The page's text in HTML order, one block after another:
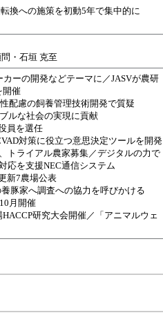
換への施策を初動5年で集中的に
・石垣 克至
ーの開発などテーマに／JASVが農研
開催
配慮の飼養管理技術開発で質疑
ルな社会の実現に貢献
員を選任
対策に役立つ意思決定ツールを開発
トライアル農家募集／デジタルの力で
応を支援NEC通信システム
新7農場公表
豚家へ調査への協力を呼びかける
月開催
研究大会開催／「アニマルウェ